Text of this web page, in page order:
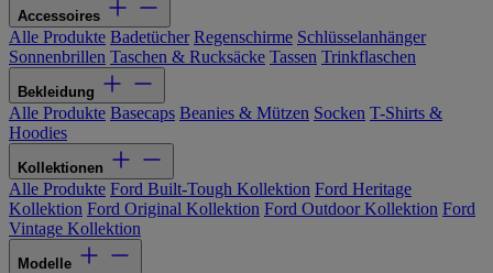
Accessoires
Alle Produkte Badetücher Regenschirme Schlüsselanhänger
Sonnenbrillen Taschen & Rucksäcke Tassen Trinkflaschen
Bekleidung
Alle Produkte Basecaps Beanies & Mützen Socken T-Shirts &
Hoodies
Kollektionen
Alle Produkte Ford Built-Tough Kollektion Ford Heritage
Kollektion Ford Original Kollektion Ford Outdoor Kollektion Ford
Vintage Kollektion
Modelle